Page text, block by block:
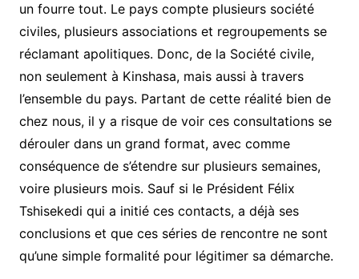
un fourre tout. Le pays compte plusieurs société
civiles, plusieurs associations et regroupements se
réclamant apolitiques. Donc, de la Société civile,
non seulement à Kinshasa, mais aussi à travers
l’ensemble du pays. Partant de cette réalité bien de
chez nous, il y a risque de voir ces consultations se
dérouler dans un grand format, avec comme
conséquence de s’étendre sur plusieurs semaines,
voire plusieurs mois. Sauf si le Président Félix
Tshisekedi qui a initié ces contacts, a déjà ses
conclusions et que ces séries de rencontre ne sont
qu’une simple formalité pour légitimer sa démarche.